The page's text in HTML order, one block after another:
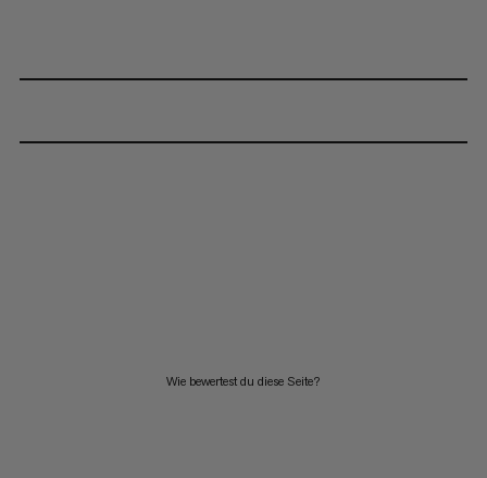
Wie bewertest du diese Seite?